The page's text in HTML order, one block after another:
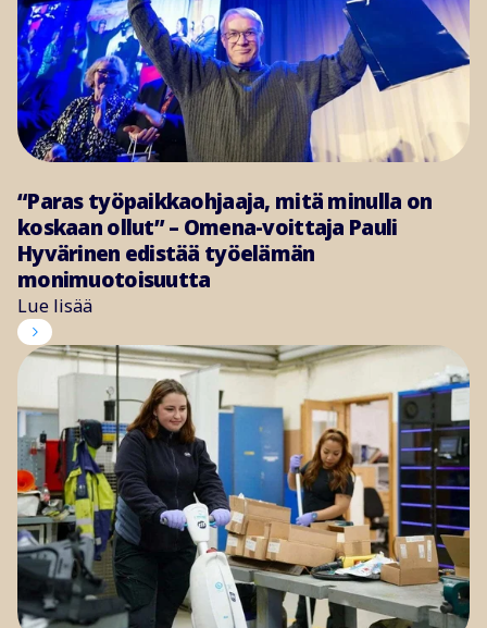
“Paras työpaikkaohjaaja, mitä minulla on
koskaan ollut” – Omena-voittaja Pauli
Hyvärinen edistää työelämän
monimuotoisuutta
Lue lisää